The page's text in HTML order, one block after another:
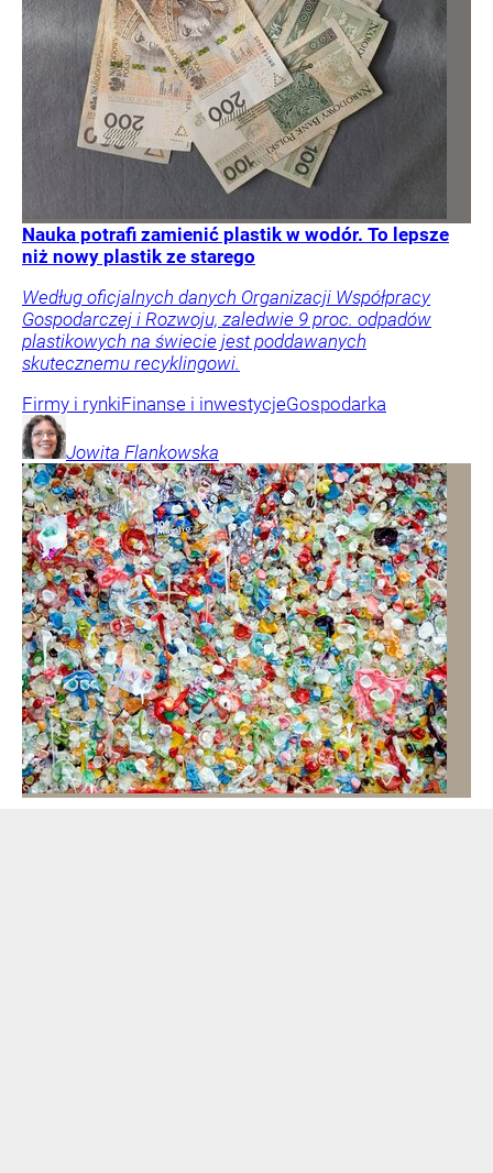
Nauka potrafi zamienić plastik w wodór. To lepsze
niż nowy plastik ze starego
Według oficjalnych danych Organizacji Współpracy
Gospodarczej i Rozwoju, zaledwie 9 proc. odpadów
plastikowych na świecie jest poddawanych
skutecznemu recyklingowi.
Firmy i rynkiFinanse i inwestycjeGospodarka
Jowita Flankowska